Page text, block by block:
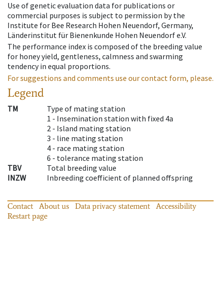
Use of genetic evaluation data for publications or
commercial purposes is subject to permission by the
Institute for Bee Research Hohen Neuendorf, Germany,
Länderinstitut für Bienenkunde Hohen Neuendorf e.V.
The performance index is composed of the breeding value
for honey yield, gentleness, calmness and swarming
tendency in equal proportions.
For suggestions and comments use our contact form, please.
Legend
TM
Type of mating station
1 - Insemination station with fixed 4a
2 - Island mating station
3 - line mating station
4 - race mating station
6 - tolerance mating station
TBV
Total breeding value
INZW
Inbreeding coefficient of planned offspring
Contact About us Data privacy statement
Accessibility
Restart page